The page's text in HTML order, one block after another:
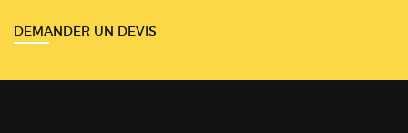
DEMANDER UN DEVIS